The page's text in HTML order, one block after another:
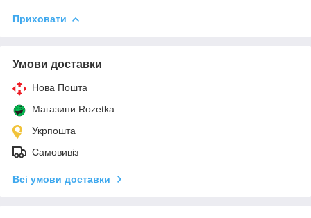
Приховати
Умови доставки
Нова Пошта
Магазини Rozetka
Укрпошта
Самовивіз
Всі умови доставки